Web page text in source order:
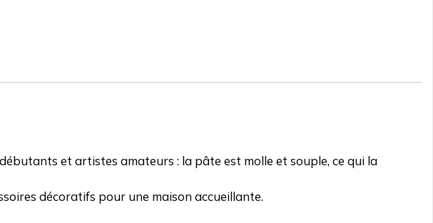
et artistes amateurs : la pâte est molle et souple, ce qui la
décoratifs pour une maison accueillante.